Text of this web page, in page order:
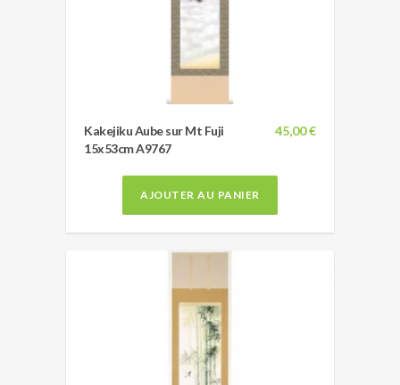
45,00 €
Kakejiku Aube sur Mt Fuji
15x53cm A9767
AJOUTER AU PANIER